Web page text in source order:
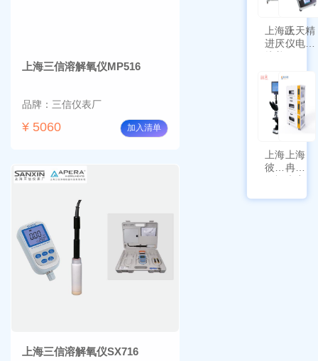
上海三信溶解氧仪MP516
品牌：三信仪表厂
¥ 5060 加入清单
上海三信溶解氧仪SX716
功能
上海跃
进厌氧
培养箱
III-T
上天精
仪电子
带审计
追踪功
能
上海
彼爱
姆视
上海
冉绘
大容